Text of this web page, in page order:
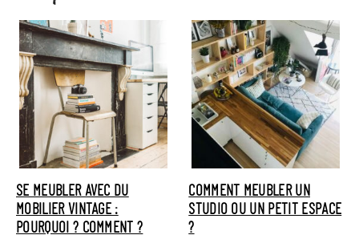
SE MEUBLER AVEC DU
MOBILIER VINTAGE :
POURQUOI ? COMMENT ?
COMMENT MEUBLER UN
STUDIO OU UN PETIT ESPACE
?